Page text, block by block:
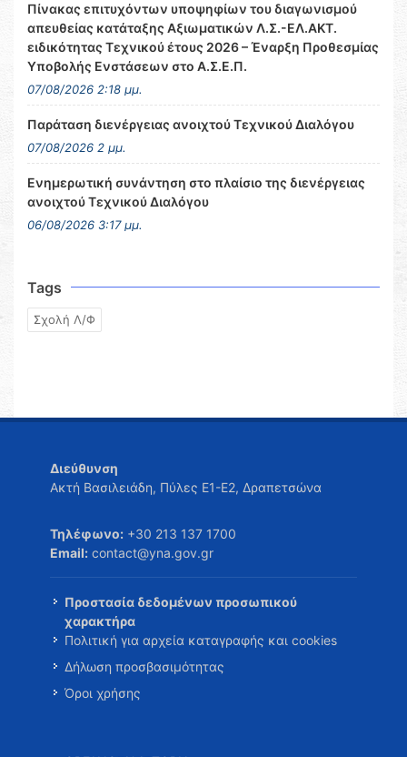
Πίνακας επιτυχόντων υποψηφίων του διαγωνισμού
απευθείας κατάταξης Αξιωματικών Λ.Σ.-ΕΛ.ΑΚΤ.
ειδικότητας Τεχνικού έτους 2026 – Έναρξη Προθεσμίας
Υποβολής Ενστάσεων στο Α.Σ.Ε.Π.
07/08/2026 2:18 μμ.
Παράταση διενέργειας ανοιχτού Τεχνικού Διαλόγου
07/08/2026 2 μμ.
Ενημερωτική συνάντηση στο πλαίσιο της διενέργειας
ανοιχτού Τεχνικού Διαλόγου
06/08/2026 3:17 μμ.
Tags
Σχολή Λ/Φ
Διεύθυνση
Ακτή Βασιλειάδη, Πύλες Ε1-Ε2, Δραπετσώνα
Τηλέφωνο: +30 213 137 1700
Email: contact@yna.gov.gr
Προστασία δεδομένων προσωπικού
χαρακτήρα
Πολιτική για αρχεία καταγραφής και cookies
Δήλωση προσβασιμότητας
Όροι χρήσης